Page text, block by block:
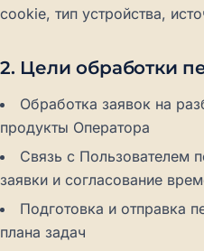
cookie, тип устройства,
2. Цели обработки
Обработка заявок на
продукты Оператора
Связь с Пользователем
заявки и согласование
Подготовка и отправка
плана задач